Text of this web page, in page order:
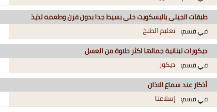
طبقات الجيلى بالبسكويت حلى بسيط جدا بدون فرن وطعمه لذيذ
في قسم: تعليم الطبخ
ديكورات لبنانية جمالها اكثر حلاوة من العسل
في قسم: ديكور
أذكار عند سماع الاذان
في قسم: إسلامنا